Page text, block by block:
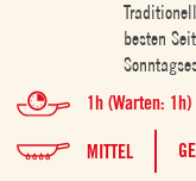
besten
1h (Warten: 1h)
MITTEL